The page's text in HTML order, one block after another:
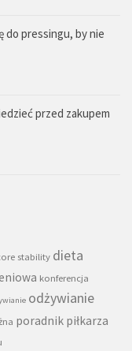
do pressingu, by nie
przed zakupem
stability dieta
konferencja
odżywianie
poradnik piłkarza